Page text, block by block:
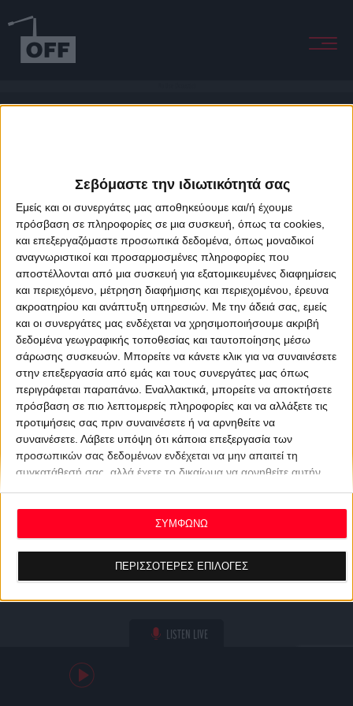
Σεβόμαστε την ιδιωτικότητά σας
Εμείς και οι συνεργάτες μας αποθηκεύουμε και/ή έχουμε
πρόσβαση σε πληροφορίες σε μια συσκευή, όπως τα cookies,
και επεξεργαζόμαστε προσωπικά δεδομένα, όπως μοναδικοί
αναγνωριστικοί και προσαρμοσμένες πληροφορίες που
αποστέλλονται από μια συσκευή για εξατομικευμένες διαφημίσεις
και περιεχόμενο, μέτρηση διαφήμισης και περιεχομένου, έρευνα
ακροατηρίου και ανάπτυξη υπηρεσιών. Με την άδειά σας, εμείς
και οι συνεργάτες μας ενδέχεται να χρησιμοποιήσουμε ακριβή
δεδομένα γεωγραφικής τοποθεσίας και ταυτοποίησης μέσω
σάρωσης συσκευών. Μπορείτε να κάνετε κλικ για να συναινέσετε
στην επεξεργασία από εμάς και τους συνεργάτες μας όπως
περιγράφεται παραπάνω. Εναλλακτικά, μπορείτε να αποκτήσετε
πρόσβαση σε πιο λεπτομερείς πληροφορίες και να αλλάξετε τις
προτιμήσεις σας πριν συναινέσετε ή να αρνηθείτε να
συναινέσετε. Λάβετε υπόψη ότι κάποια επεξεργασία των
προσωπικών σας δεδομένων ενδέχεται να μην απαιτεί τη
συγκατάθεσή σας, αλλά έχετε το δικαίωμα να αρνηθείτε αυτήν
ανακαλέσετε τη συγκατάθεσή σας ανά πάσα στιγμή
επιστρέφοντας σε αυτόν τον ιστότοπο και κάνοντας κλικ στο
κουμπί "Απορρήτου" στο κάτω μέρος της ιστοσελίδας.
ΠΕΡΙΣΣΟΤΕΡΕΣ ΕΠΙΛΟΓΕΣ
ΣΥΜΦΩΝΩ
LISTEN LIVE
About Offradio Business Class Terms & Conditions
Privacy Policy
Designed & developed byporcupine colors&Fotis Alexandrou